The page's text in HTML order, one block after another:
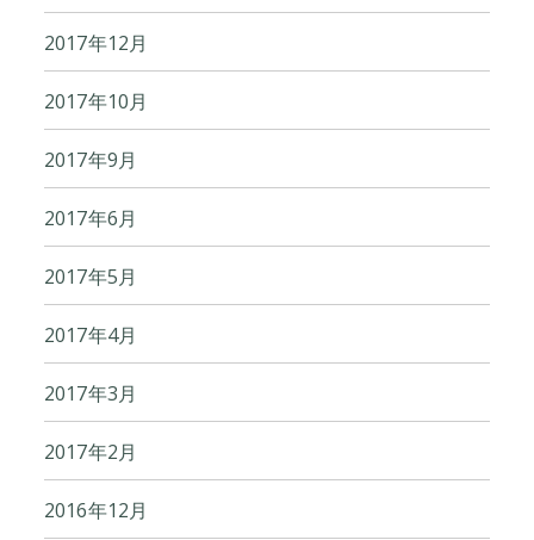
2017年12月
2017年10月
2017年9月
2017年6月
2017年5月
2017年4月
2017年3月
2017年2月
2016年12月